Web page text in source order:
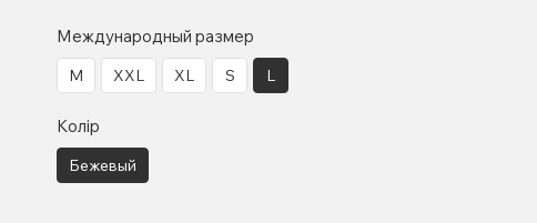
Международный размер
M XXL XL S L
Колір
Бежевый